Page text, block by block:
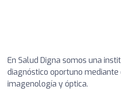
En Salud Digna somos una
diagnóstico oportuno
imagenología y óptica.